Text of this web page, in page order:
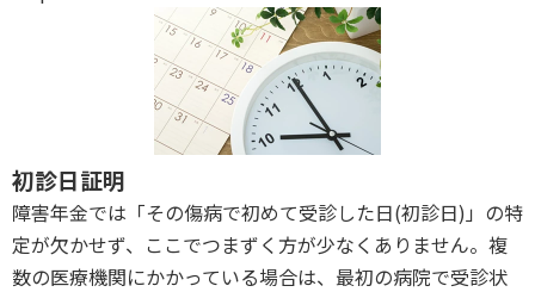
初診日証明
障害年金では「その傷病で初めて受診した日(初診日)」の特
定が欠かせず、ここでつまずく方が少なくありません。複
数の医療機関にかかっている場合は、最初の病院で受診状